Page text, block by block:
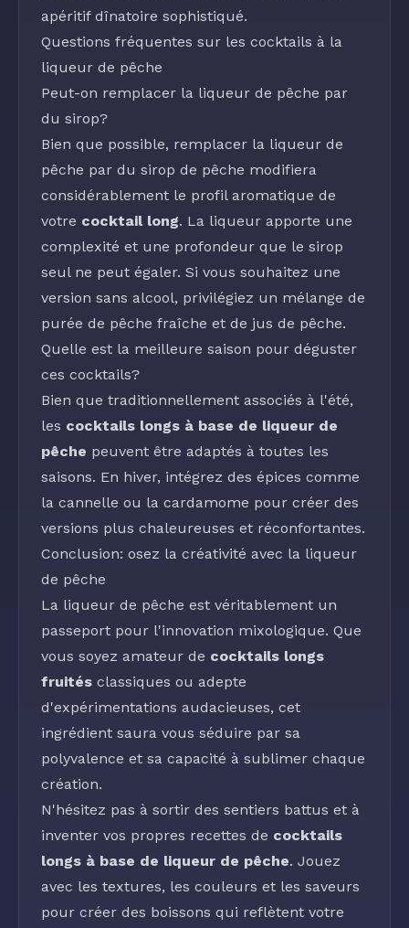
apéritif dînatoire sophistiqué.
Questions fréquentes sur les cocktails à la
liqueur de pêche
Peut-on remplacer la liqueur de pêche par
du sirop?
Bien que possible, remplacer la liqueur de
pêche par du sirop de pêche modifiera
considérablement le profil aromatique de
votre cocktail long. La liqueur apporte une
complexité et une profondeur que le sirop
seul ne peut égaler. Si vous souhaitez une
version sans alcool, privilégiez un mélange de
purée de pêche fraîche et de jus de pêche.
Quelle est la meilleure saison pour déguster
ces cocktails?
Bien que traditionnellement associés à l'été,
les cocktails longs à base de liqueur de
pêche peuvent être adaptés à toutes les
saisons. En hiver, intégrez des épices comme
la cannelle ou la cardamome pour créer des
versions plus chaleureuses et réconfortantes.
Conclusion: osez la créativité avec la liqueur
de pêche
La liqueur de pêche est véritablement un
passeport pour l'innovation mixologique. Que
vous soyez amateur de cocktails longs
fruités classiques ou adepte
d'expérimentations audacieuses, cet
ingrédient saura vous séduire par sa
polyvalence et sa capacité à sublimer chaque
création.
N'hésitez pas à sortir des sentiers battus et à
inventer vos propres recettes de cocktails
longs à base de liqueur de pêche. Jouez
avec les textures, les couleurs et les saveurs
pour créer des boissons qui reflètent votre